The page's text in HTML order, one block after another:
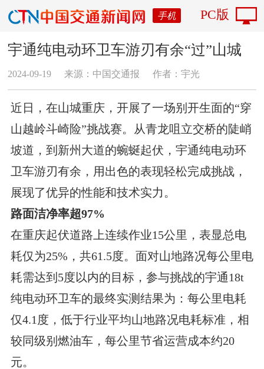
手机 PC版
宇通纯电动环卫车游刃有余“过”山城
2024-09-19 来源：中国交通报 作者：宇光
近日，在山城重庆，开展了一场别开生面的“穿
山越岭斗崎险”挑战赛。从青龙咀立交桥的陡峭
坡道，到新州大道的蜿蜒起伏，宇通纯电动环
卫车游刃有余，用出色的表现轻松完成挑战，
展现了优异的性能和技术实力。
路面洁净率超97%
在重庆起伏道路上连续作业15公里，表显总电
耗仅为25%，共61.5度。面对山地路况每公里电
耗需达到5度以内的目标，参与挑战的宇通18t
纯电动环卫车的最终实测结果为：每公里电耗
仅4.1度，低于行业平均山地路况电耗标准，相
较同级别燃油车，每公里节省运营成本约20
元。